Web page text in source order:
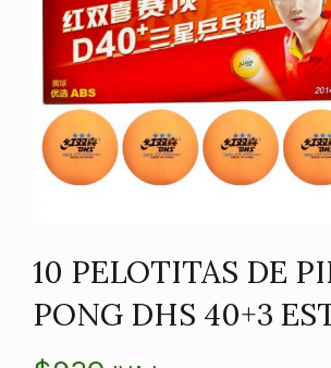
10 PELOTITAS DE
PONG DHS 40+3